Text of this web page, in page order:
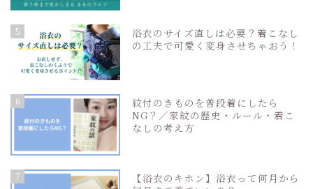
5
浴衣のサイズ直しは必要？着こなし
の工夫で可愛く変身させちゃおう！
6
紋付のきものを普段着にしたら
NG？／家紋の歴史・ルール・着こ
なしの考え方
7
【浴衣のキホン】浴衣って何月から